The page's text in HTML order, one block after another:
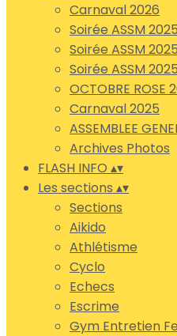
Carnaval 2026
Soirée ASSM
Soirée ASSM
Soirée ASSM
OCTOBRE ROSE
Carnaval 2025
ASSEMBLEE
Archives Photos
FLASH INFO ▴▾
Les sections ▴▾
Sections
Aikido
Athlétisme
Cyclo
Echecs
Escrime
Gym Entretien